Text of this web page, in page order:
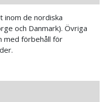
inom de nordiska
och Danmark). Övriga
med förbehåll för